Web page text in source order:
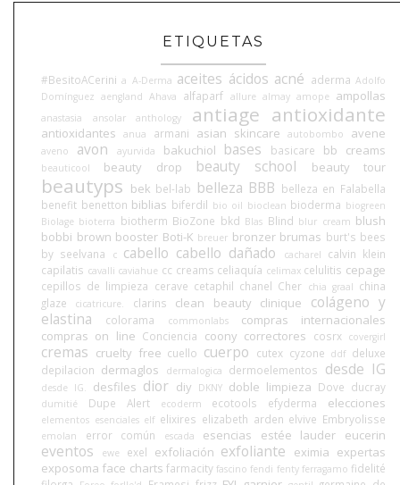
ETIQUETAS
#BesitoACerini a A-Derma aceites ácidos acné aderma Adolfo
Domínguez aengland Ahava alfaparf allure almay amope ampollas
anastasia ansolar anthology antiage antioxidante
antioxidantes anua armani asian skincare autobombo avene
aveno avon ayurvida bakuchiol bases basicare bb creams
beauticool beauty drop beauty school beauty tour
beautyps bek bel-lab belleza BBB belleza en Falabella
benefit benetton biblias biferdil bio oil bioclean bioderma biogreen
Biolage bioterra biotherm BioZone bkd Blas Blind blur cream blush
bobbi brown booster Boti-K breuer bronzer brumas burt's bees
by seelvana
c cabello cabello dañado cacharel
calvin klein
capilatis cavalli caviahue cc creams celiaquía celimax celulitis cepage
cepillos de limpieza cerave cetaphil chanel Cher chia graal china
glaze
cicatricure. clarins clean beauty clinique
colágeno y
elastina
colorama commonlabs
compras internacionales
compras on line Conciencia coony correctores cosrx covergirl
cremas cruelty free cuello cuerpo cutex cyzone ddf deluxe
depilacion dermaglos dermalogica dermoelementos desde IG
desde IG. desfiles dior diy DKNY doble limpieza Dove ducray
dumitié Dupe Alert ecoderm ecotools efyderma elecciones
elementos esenciales elf elixires elizabeth arden elvive Embryolisse
emolan error común escada esencias estée lauder eucerin
eventos ewe exel exfoliación exfoliante eximia expertas
exposoma face charts farmacity fascino fendi fenty ferragamo fidelité